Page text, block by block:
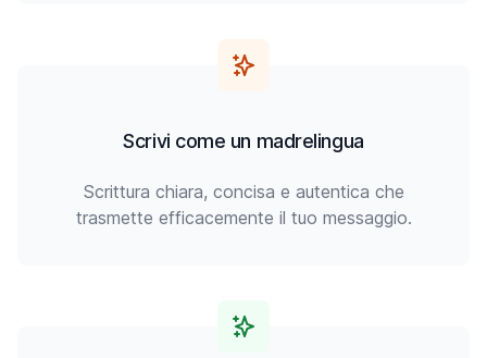
Scrivi come un madrelingua
Scrittura chiara, concisa e autentica che
trasmette efficacemente il tuo messaggio.